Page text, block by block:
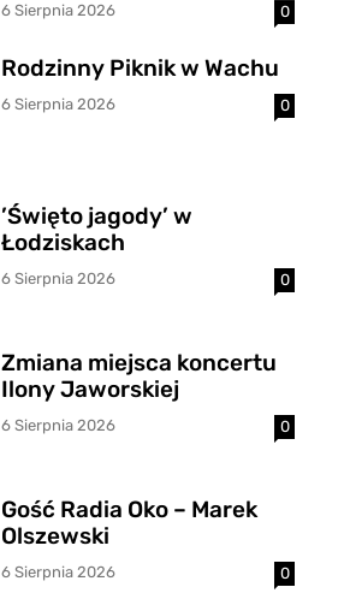
6 Sierpnia 2026 0
Rodzinny Piknik w Wachu
6 Sierpnia 2026 0
’Święto jagody’ w
Łodziskach
6 Sierpnia 2026 0
Zmiana miejsca koncertu
Ilony Jaworskiej
6 Sierpnia 2026 0
Gość Radia Oko – Marek
Olszewski
6 Sierpnia 2026 0